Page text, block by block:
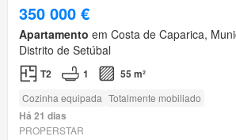
350 000 €
Apartamento em Costa de Caparica,
Distrito de Setúbal
T2 1 55 m²
Cozinha equipada Totalmente mobiliado
Há 21 dias
PROPERSTAR